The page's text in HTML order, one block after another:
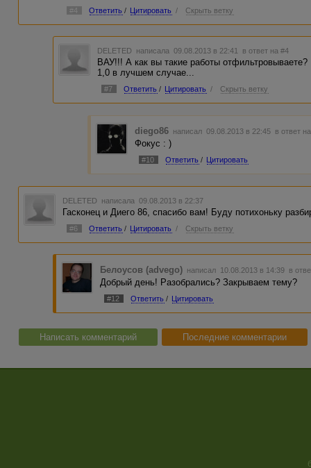
#4 Ответить / Цитировать / Скрыть ветку
DELETED написала 09.08.2013 в 22:41 в ответ на #4
ВАУ!!! А как вы такие работы
1,0 в лучшем случае...
#7 Ответить / Цитировать / Скрыть ветку
diego86 написал 09.08.2013 в 22:45 в ответ
Фокус : )
#10 Ответить / Цитировать
DELETED написала 09.08.2013 в 22:37
Гасконец и Диего 86, спасибо вам! Буду потихоньку
#6 Ответить / Цитировать / Скрыть ветку
Белоусов (advego) написал 10.08.2013 в 14:39 в
Добрый день! Разобрались? Закрываем тему?
#12 Ответить / Цитировать
Написать комментарий Последние комментарии